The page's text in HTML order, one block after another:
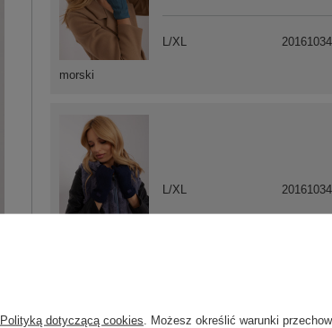
morski
L/XL
L/XL
Polityką dotyczącą cookies . Możesz określić warunki